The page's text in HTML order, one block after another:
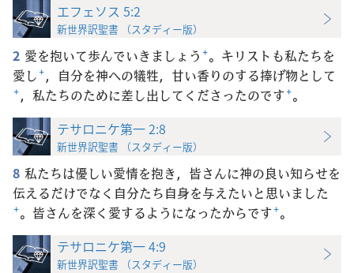
エフェソス 5:2
新世界訳聖書 （スタディー版）
2 愛を抱いて歩んでいきましょう +。キリストも私たちを
愛し+，自分を神への犠牲，甘い香りのする捧げ物として
+，私たちのために差し出してくださったのです+。
テサロニケ第一 2:8
新世界訳聖書 （スタディー版）
8 私たちは優しい愛情を抱き，皆さんに神の良い知らせを
伝えるだけでなく自分たち自身を与えたいと思いました
+。皆さんを深く愛するようになったからです+。
テサロニケ第一 4:9
新世界訳聖書 （スタディー版）